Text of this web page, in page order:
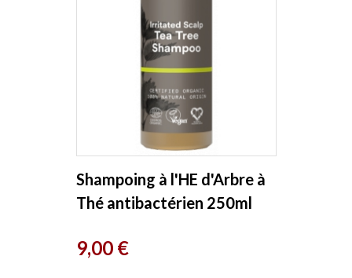
Shampoing à l'HE d'Arbre à
Thé antibactérien 250ml
Prix
9,00 €